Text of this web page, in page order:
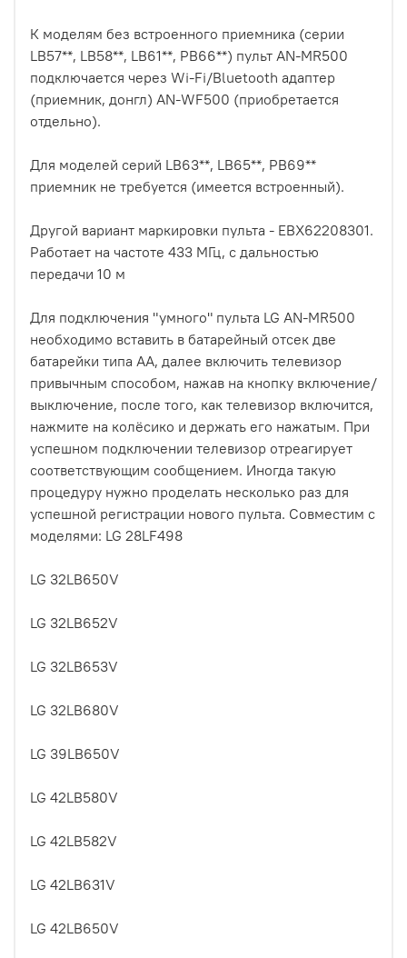
К моделям без встроенного приемника (серии
LB57**, LB58**, LB61**, PB66**) пульт AN-MR500
подключается через Wi-Fi/Bluetooth адаптер
(приемник, донгл) AN-WF500 (приобретается
отдельно).
Для моделей серий LB63**, LB65**, PB69**
приемник не требуется (имеется встроенный).
Другой вариант маркировки пульта - EBX62208301.
Работает на частоте 433 МГц, с дальностью
передачи 10 м
Для подключения "умного" пульта LG AN-MR500
необходимо вставить в батарейный отсек две
батарейки типа АА, далее включить телевизор
привычным способом, нажав на кнопку включение/
выключение, после того, как телевизор включится,
нажмите на колёсико и держать его нажатым. При
успешном подключении телевизор отреагирует
соответствующим сообщением. Иногда такую
процедуру нужно проделать несколько раз для
успешной регистрации нового пульта. Совместим с
моделями: LG 28LF498
LG 32LB650V
LG 32LB652V
LG 32LB653V
LG 32LB680V
LG 39LB650V
LG 42LB580V
LG 42LB582V
LG 42LB631V
LG 42LB650V